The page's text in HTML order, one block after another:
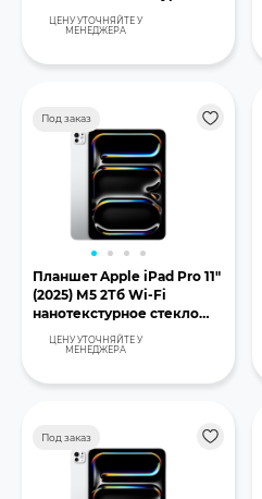
стекло серебристый
ЦЕНУ УТОЧНЯЙТЕ У
МЕНЕДЖЕРА
Под заказ
Планшет Apple iPad Pro 11"
(2025) М5 2Тб Wi-Fi
нанотекстурное стекло
серебристый
ЦЕНУ УТОЧНЯЙТЕ У
МЕНЕДЖЕРА
Под заказ